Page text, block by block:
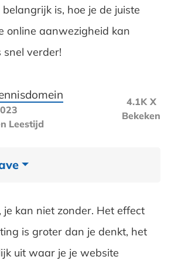
is, hoe je de juiste
online aanwezigheid kan
snel verder!
Leestijd
4.1K X
Bekeken
website hosting zijn er
kan niet zonder. Het effect
is groter dan je denkt, het
uit waar je je website